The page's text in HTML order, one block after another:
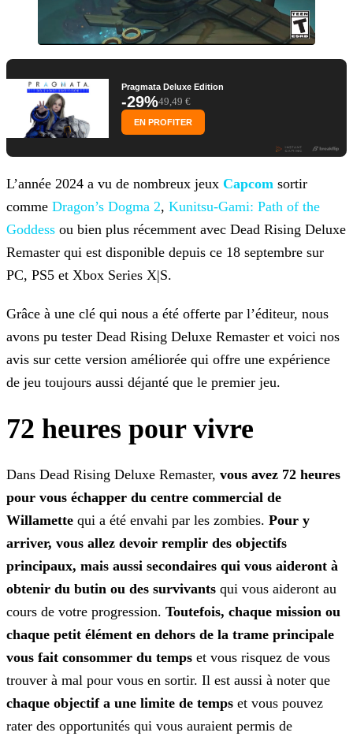
Pragmata Deluxe Edition
-29%49,49 €
EN PROFITER
L’année 2024 a vu de nombreux jeux Capcom sortir
comme Dragon’s Dogma 2, Kunitsu-Gami: Path of the
Goddess ou bien plus récemment avec Dead Rising Deluxe
Remaster qui est disponible depuis ce 18 septembre sur
PC, PS5 et Xbox Series X|S.
Grâce à une clé qui nous a été offerte par l’éditeur, nous
avons pu tester Dead Rising Deluxe Remaster et voici nos
avis sur cette version améliorée qui offre une expérience
de jeu toujours aussi déjanté que le premier jeu.
72 heures pour vivre
Dans Dead Rising Deluxe Remaster, vous avez 72 heures
pour vous échapper du centre commercial de
Willamette qui a été envahi par les zombies. Pour y
arriver, vous allez devoir remplir des objectifs
principaux, mais aussi secondaires qui vous aideront à
obtenir du butin ou des survivants qui vous aideront au
cours de votre progression. Toutefois, chaque mission ou
chaque petit élément en dehors de la trame principale
vous fait consommer du temps et vous risquez de vous
trouver à mal pour vous en sortir. Il est aussi à noter que
chaque objectif a une limite de temps et vous pouvez
rater des opportunités qui vous auraient permis de